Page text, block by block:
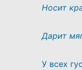
Носит
Дарит
У всех